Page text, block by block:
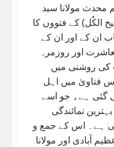
محدث مولانا سید
الکُل) کے فتووں کا
ان کے اور ان کے
اور روزمرہ
کی روشنی میں
فتاویٰ میں اہل
گئی ہے، جو اسے
نمائندگی
ہے۔ اس کے جمع و
آبادی اور مولانا